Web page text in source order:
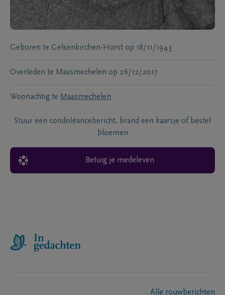
Geboren te Gelsenkirchen-Horst op 18/11/1943
Overleden te Maasmechelen op 26/12/2017
Woonachtig te Maasmechelen
Stuur een condoléancebericht, brand een kaarsje of bestel
bloemen
Betuig je medeleven
Alle rouwberichten